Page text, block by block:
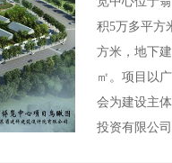
积5万多平方
方米，地下
㎡。项目以
会为建设主
投资有限公